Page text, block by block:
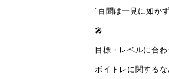
”百聞は一見に如か
🎤
目標・レベルに合
ボイトレに関する